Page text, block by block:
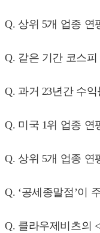
Q. 상위 5개 업종 연
Q. 같은 기간 코스피
Q. 과거 23년간 수
Q. 미국 1위 업종 연
Q. 상위 5개 업종 연
Q. ‘공세종말점’이
Q. 클라우제비츠의